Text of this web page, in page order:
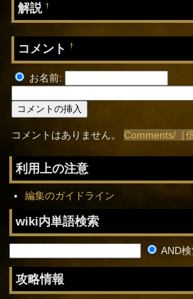
解説†
コメント†
お名前:
コメントはありません。Comments/［
利用上の注意
編集のガイドライン
wiki内単語検索
AND
攻略情報